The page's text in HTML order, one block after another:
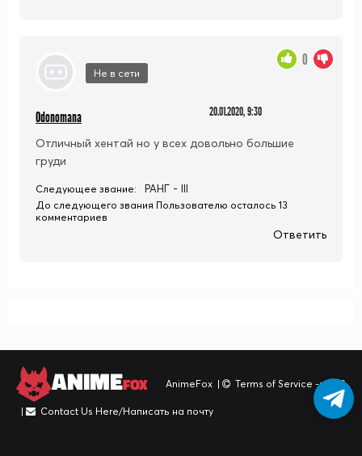
Не в сети
Odonomana 20.01.2020, 9:30
Отличный хентай но у всех довольно большие
груди
0
Следующее звание: РАНГ - III
До следующего звания Пользователю осталось 13
комментариев
Ответить
ANIMEFOX AnimeFox | Terms of Service -> TOS
| Contact Us Here/Написать на почту